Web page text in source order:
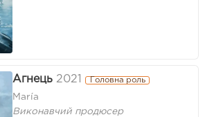
Агнець 2021 Головна роль
María
Виконавчий продюсер